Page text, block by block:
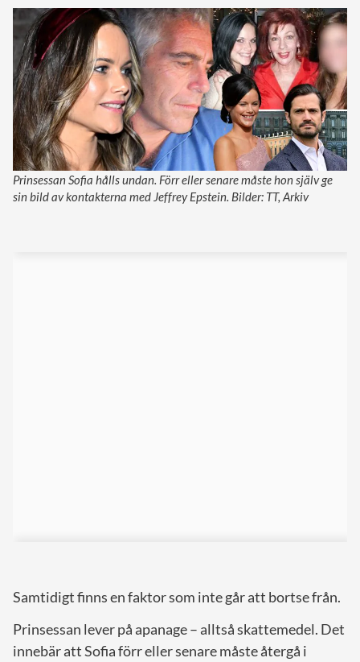
Prinsessan Sofia hålls undan. Förr eller senare måste hon själv ge
sin bild av kontakterna med Jeffrey Epstein. Bilder: TT, Arkiv
Samtidigt finns en faktor som inte går att bortse från.
Prinsessan lever på apanage – alltså skattemedel. Det
innebär att Sofia förr eller senare måste återgå i